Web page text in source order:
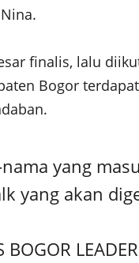
finalis, lalu
Bogor
yang
yang akan
BOGOR